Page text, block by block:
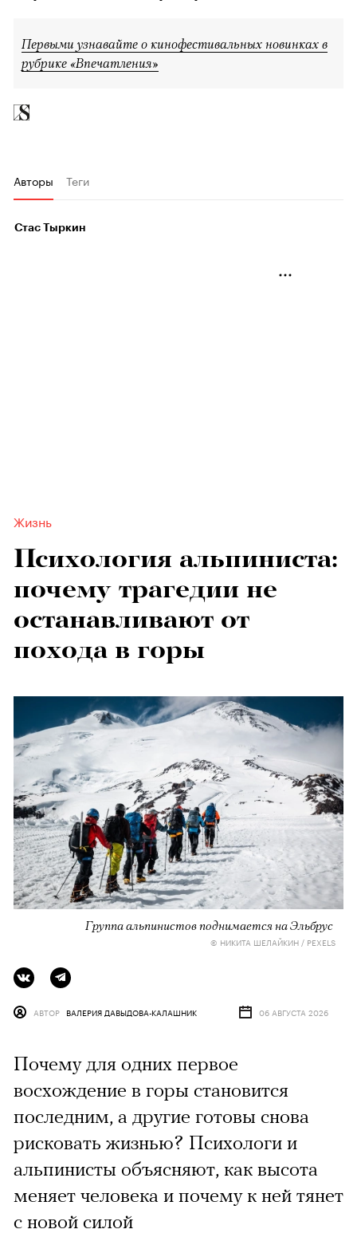
Первыми узнавайте о кинофестивальных новинках в
рубрике «Впечатления»
Авторы Теги
Стас Тыркин
Жизнь
Психология альпиниста:
почему трагедии не
останавливают от
похода в горы
Группа альпинистов поднимается на Эльбрус
© НИКИТА ШЕЛАЙКИН / PEXELS
АВТОР ВАЛЕРИЯ ДАВЫДОВА-КАЛАШНИК 06 АВГУСТА 2026
Почему для одних первое
восхождение в горы становится
последним, а другие готовы снова
рисковать жизнью? Психологи и
альпинисты объясняют, как высота
меняет человека и почему к ней тянет
с новой силой